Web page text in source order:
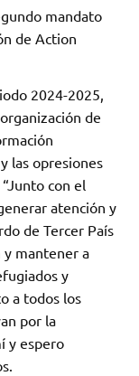
mandato
de Action
2024-2025,
de
las opresiones
con el
atención y
de Tercer País
y mantener a
y
a todos los
por la
y espero